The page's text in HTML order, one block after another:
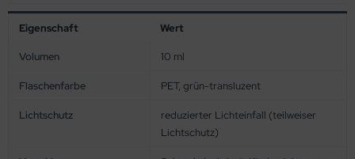
Eigenschaft
Wert
Volumen
10 ml
Flaschenfarbe PET, grün-transluzent
Lichtschutz
reduzierter Lichteinfall (teilweiser
Lichtschutz)